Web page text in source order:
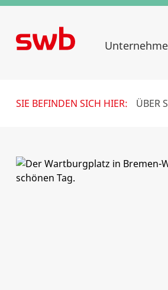
SIE BEFINDEN SICH HIER: ÜBER